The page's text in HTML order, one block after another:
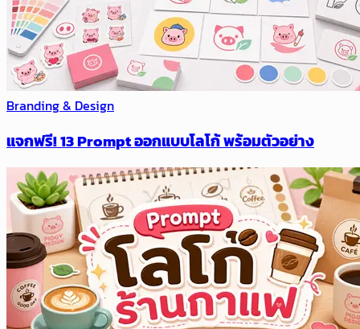
Branding & Design
แจกฟรี! 13 Prompt ออกแบบโลโก้ พร้อมตัวอย่าง